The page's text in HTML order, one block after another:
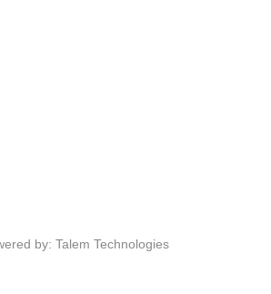
by: Talem Technologies